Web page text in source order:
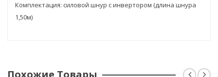
Комплектация: силовой шнур с инвертором (длина шнура
1,50м)
Похожие Товары